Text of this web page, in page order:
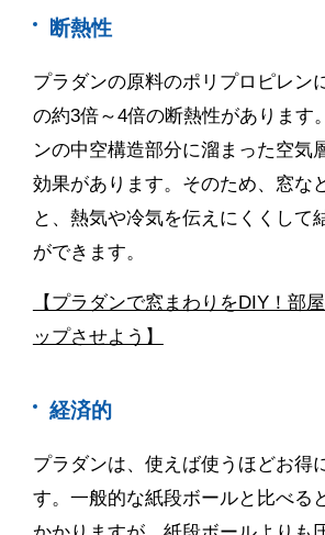
断熱性
プラダンの原料のポリプロピレン
の約3倍～4倍の断熱性があります
ンの中空構造部分に溜まった空気
効果があります。そのため、窓な
と、熱気や冷気を伝えにくくして
ができます。
【プラダンで窓まわりをDIY！部
ップさせよう】
経済的
プラダンは、使えば使うほどお得
す。一般的な紙段ボールと比べる